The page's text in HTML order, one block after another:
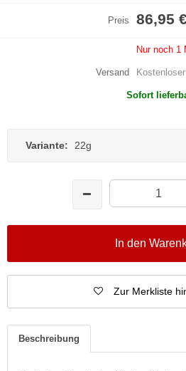
Preis 86,95
Nur noch 1
Versand
Sofort
Variante: 22g
In den
Zur Merkliste
Beschreibung